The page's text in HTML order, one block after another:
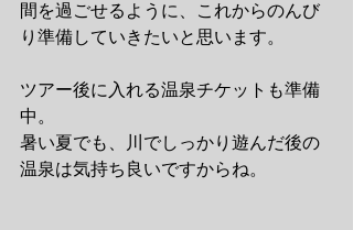
間を過ごせるように、これからのんび
り準備していきたいと思います。
ツアー後に入れる温泉チケットも準備
中。
暑い夏でも、川でしっかり遊んだ後の
温泉は気持ち良いですからね。